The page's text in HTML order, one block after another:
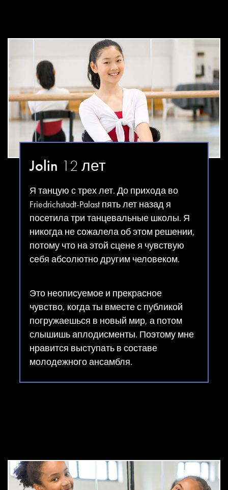
Jolin 12 лет
Я танцую с трех лет. До прихода во
Friedrichstadt-Palast пять лет назад я
посетила три танцевальные школы. Я
никогда не сожалела об этом решении,
потому что на этой сцене я чувствую
себя абсолютно другим человеком.
Это неописуемое и прекрасное
чувство, когда ты вместе с публикой
погружаешься в новый мир, а потом
слышишь аплодисменты. Поэтому мне
нравится выступать в составе
молодежного ансамбля.